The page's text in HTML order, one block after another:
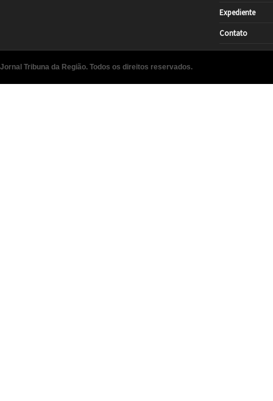
Expediente
Contato
Jornal Tribuna da Região. Todos os direitos reservados.